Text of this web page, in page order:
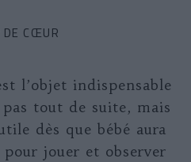
DE CŒUR
l’objet indispensable
tout de suite, mais
dès que bébé aura
pour jouer et observer